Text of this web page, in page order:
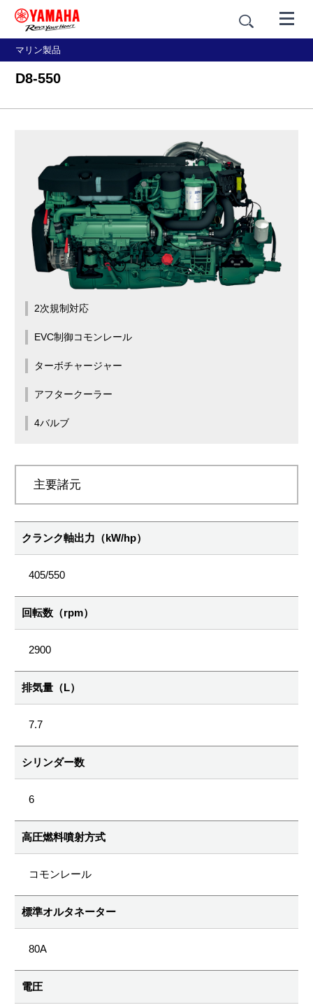
マリン製品
D8-550
2次規制対応
EVC制御コモンレール
ターボチャージャー
アフタークーラー
4バルブ
主要諸元
クランク軸出力（kW/hp）
405/550
回転数（rpm）
2900
排気量（L）
7.7
シリンダー数
6
高圧燃料噴射方式
コモンレール
標準オルタネーター
80A
電圧